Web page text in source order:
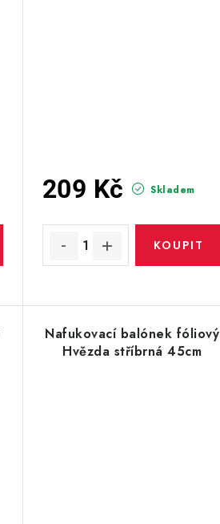
Skladem
209 Kč
Nafukovací balónek fóliový
Hvězda stříbrná 45cm